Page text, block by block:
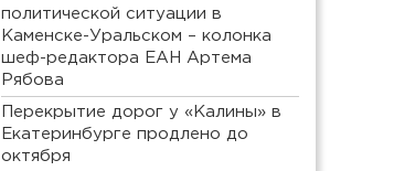
политической ситуации в
Каменске-Уральском – колонка
шеф-редактора ЕАН Артема
Рябова
Перекрытие дорог у «Калины» в
Екатеринбурге продлено до
октября